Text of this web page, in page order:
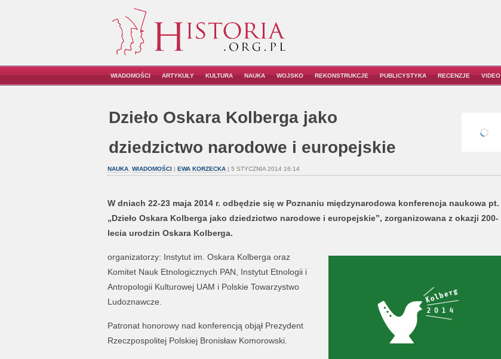
WIADOMOŚCI ARTYKUŁY KULTURA NAUKA WOJSKO REKONSTRUKCJE PUBLICYSTYKA RECENZJE VIDEO
Dzieło Oskara Kolberga jako
dziedzictwo narodowe i europejskie
NAUKA, WIADOMOŚCI| EWA KORZECKA| 5 STYCZNIA 2014 16:14
W dniach 22-23 maja 2014 r. odbędzie się w Poznaniu międzynarodowa konferencja naukowa pt.
„Dzieło Oskara Kolberga jako dziedzictwo narodowe i europejskie”, zorganizowana z okazji 200-
lecia urodzin Oskara Kolberga.
organizatorzy: Instytut im. Oskara Kolberga oraz
Komitet Nauk Etnologicznych PAN, Instytut Etnologii i
Antropologii Kulturowej UAM i Polskie Towarzystwo
Ludoznawcze.
Patronat honorowy nad konferencją objął Prezydent
Rzeczpospolitej Polskiej Bronisław Komorowski.